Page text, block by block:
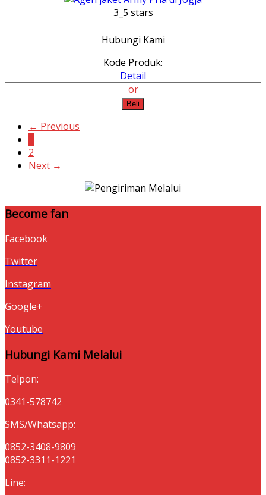
3_5 stars
Hubungi Kami
Kode Produk:
Detail
or
Beli
← Previous
2
Next →
Become fan
Facebook
Twitter
Instagram
Google+
Youtube
Hubungi Kami Melalui
Telpon:
0341-578742
SMS/Whatsapp:
0852-3408-9809
0852-3311-1221
Line: